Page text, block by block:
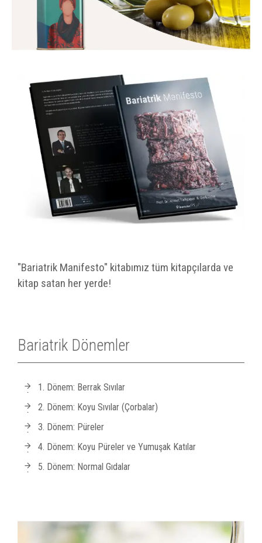
"Bariatrik Manifesto" kitabımız tüm kitapçılarda ve
kitap satan her yerde!
Bariatrik Dönemler
1. Dönem: Berrak Sıvılar
2. Dönem: Koyu Sıvılar (Çorbalar)
3. Dönem: Püreler
4. Dönem: Koyu Püreler ve Yumuşak Katılar
5. Dönem: Normal Gıdalar